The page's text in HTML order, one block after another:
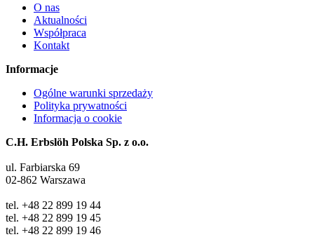
O nas
Aktualności
Współpraca
Kontakt
Informacje
Ogólne warunki sprzedaży
Polityka prywatności
Informacja o cookie
C.H. Erbslöh Polska Sp. z o.o.
ul. Farbiarska 69
02-862 Warszawa
tel. +48 22 899 19 44
tel. +48 22 899 19 45
tel. +48 22 899 19 46